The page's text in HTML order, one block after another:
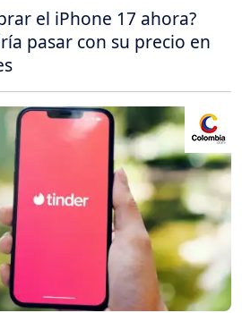
el iPhone 17 ahora?
pasar con su precio en